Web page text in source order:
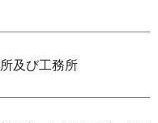
及び工務所